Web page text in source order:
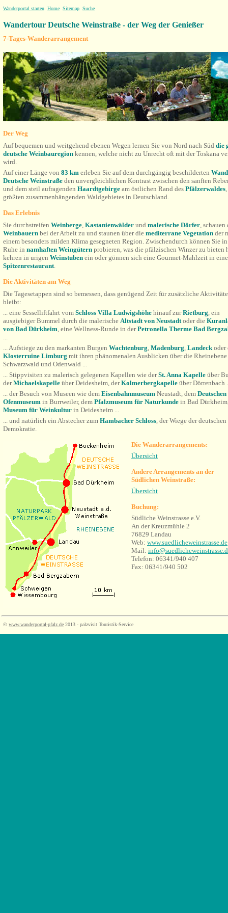
Wanderportal starten Home Sitemap Suche
Wandertour Deutsche Weinstraße - der Weg der Genießer
7-Tages-Wanderarrangement
Der Weg
Auf bequemen und weitgehend ebenen Wegen lernen Sie von Nord nach Süd die
deutsche Weinbauregion kennen, welche nicht zu Unrecht oft mit der Toskana
wird.
Auf einer Länge von 83 km erleben Sie auf dem durchgängig beschilderten
Deutsche Weinstraße den unvergleichlichen Kontrast zwischen den sanften
und dem steil aufragenden Haardtgebirge am östlichen Rand des Pfälzerwaldes
größten zusammenhängenden Waldgebietes in Deutschland.
Das Erlebnis
Sie durchstreifen Weinberge, Kastanienwälder und malerische Dörfer, schauen
Weinbauern bei der Arbeit zu und staunen über die mediterrane Vegetation der
einem besonders milden Klima gesegneten Region. Zwischendurch können Sie
Ruhe in namhaften Weingütern probieren, was die pfälzischen Winzer zu bieten
kehren in urigen Weinstuben ein oder gönnen sich eine Gourmet-Mahlzeit in
Spitzenrestaurant.
Die Aktivitäten am Weg
Die Tagesetappen sind so bemessen, dass genügend Zeit für zusätzliche
bleibt:
... eine Sesselliftfahrt vom Schloss Villa Ludwigshöhe hinauf zurRietburg, ein
ausgiebiger Bummel durch die malerische Altstadt von Neustadtoder die
von Bad Dürkheim, eine Wellness-Runde in derPetronella Therme Bad
...
... Aufstiege zu den markanten Burgen Wachtenburg, Madenburg, Landeckoder
Klosterruine Limburg mit ihren phänomenalen Ausblicken über die
Schwarzwald und Odenwald ...
... Stippvisiten zu malerisch gelegenen Kapellen wie derSt. Anna Kapelle über
derMichaelskapelle über Deidesheim, derKolmerbergkapelle über Dörrenbach
... der Besuch von Museen wie dem Eisenbahnmuseum Neustadt, dem Deutschen
Ofenmuseum in Burrweiler, dem Pfalzmuseum für Naturkunde in Bad
Museum für Weinkultur in Deidesheim ...
... und natürlich ein Abstecher zum Hambacher Schloss, der Wiege der deutschen
Demokratie.
Die Wanderarrangements:
Übersicht
Andere Arrangements an der
Südlichen Weinstraße:
Übersicht
Buchung:
Südliche Weinstrasse e.V.
An der Kreuzmühle 2
76829 Landau
Web: www.suedlicheweinstrasse.de
Mail:
Telefon: 06341/940 407
Fax: 06341/940 502
© www.wanderportal-pfalz.de 2013 - palzvisit Touristik-Service